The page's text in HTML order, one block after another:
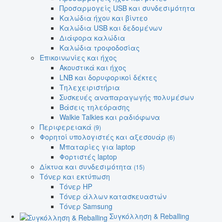
Προσαρμογείς USB και συνδεσιμότητα
Καλώδια ήχου και βίντεο
Καλώδια USB και δεδομένων
Διάφορα καλώδια
Καλώδια τροφοδοσίας
Επικοινωνίες και ήχος
Ακουστικά και ήχος
LNB και δορυφορικοί δέκτες
Τηλεχειριστήρια
Συσκευές αναπαραγωγής πολυμέσων
Βάσεις τηλεόρασης
Walkie Talkies και ραδιόφωνα
Περιφερειακά (9)
Φορητοί υπολογιστές και αξεσουάρ (6)
Μπαταρίες για laptop
Φορτιστές laptop
Δίκτυα και συνδεσιμότητα (15)
Τόνερ και εκτύπωση
Τόνερ HP
Τόνερ άλλων κατασκευαστών
Τόνερ Samsung
Συγκόλληση & Reballing